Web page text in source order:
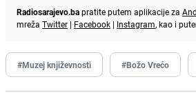
Radiosarajevo.bapratite putem aplikacije za
mreža Twitter | Facebook | Instagram, kao i
#Muzej književnosti #Božo Vrećo